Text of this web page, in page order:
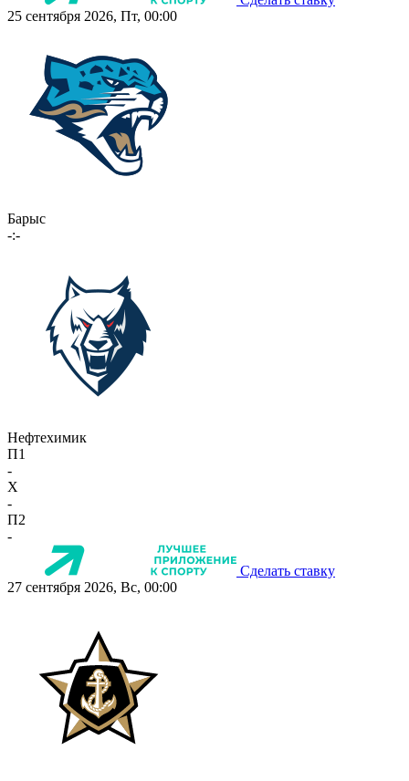
25 сентября 2026, Пт, 00:00
Барыс
-:-
Нефтехимик
П1
-
X
-
П2
-
Сделать ставку
27 сентября 2026, Вс, 00:00